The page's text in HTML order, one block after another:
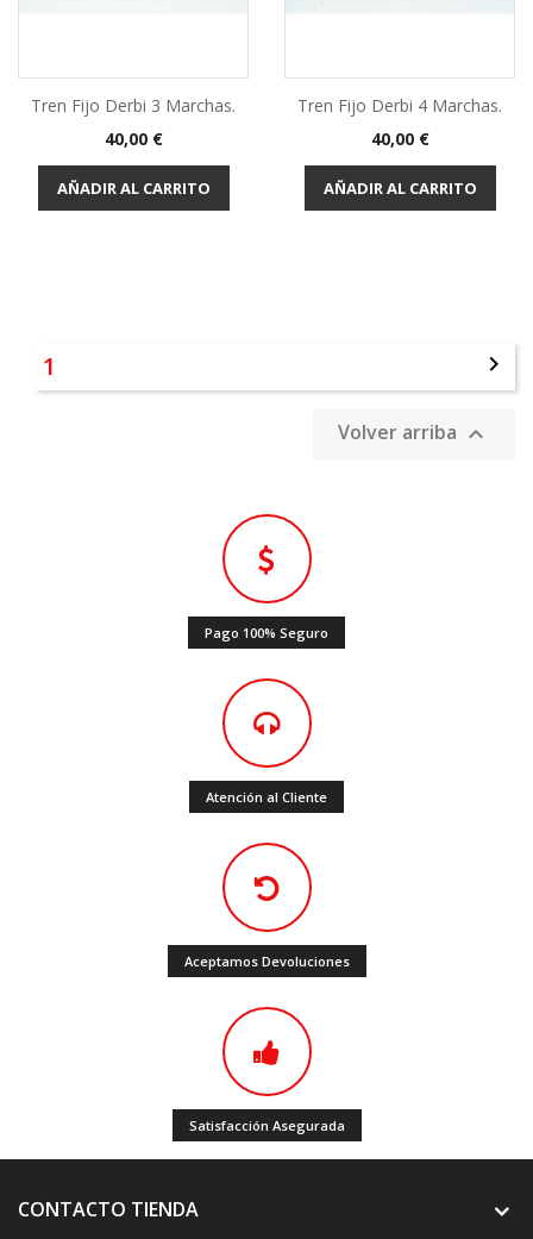
Tren Fijo Derbi 3 Marchas.
Precio
40,00 €
AÑADIR AL CARRITO
Tren Fijo Derbi 4 Marchas.
Precio
40,00 €
AÑADIR AL CARRITO
1 
Volver arriba 
Pago 100% Seguro
Atención al Cliente
Aceptamos Devoluciones
Satisfacción Asegurada
CONTACTO TIENDA